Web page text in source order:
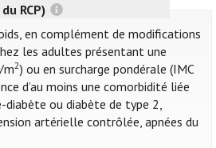
RCP)
en complément de modifications
les adultes présentant une
m2) ou en surcharge pondérale (IMC
d’au moins une comorbidité liée
diabète ou diabète de type 2,
artérielle contrôlée, apnées du